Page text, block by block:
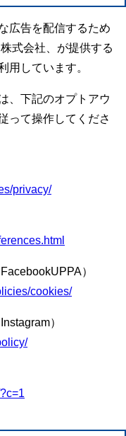
広告を配信するため
式会社、が提供する
用しています。
、下記のオプトアウ
って操作してくださ
privacy/
）
cookies/
）